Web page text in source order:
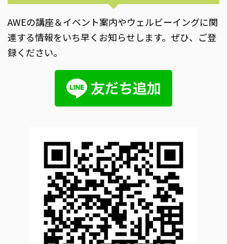
AWEの講座＆イベント案内やウェルビーイングに関
連する情報をいち早くお知らせします。ぜひ、ご登
録ください。